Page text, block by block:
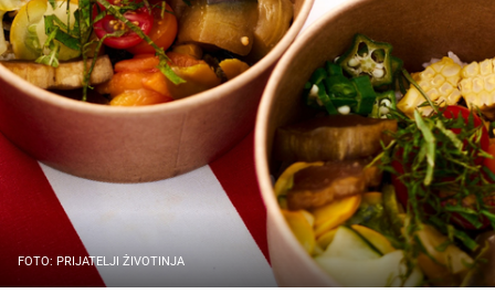
FOTO: PRIJATELJI ŽIVOTINJA